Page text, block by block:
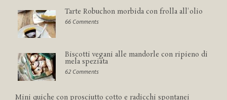
Tarte Robuchon morbida con frolla all'olio
66 Comments
Biscotti vegani alle mandorle con ripieno di
mela speziata
62 Comments
Mini quiche con prosciutto cotto e radicchi spontanei